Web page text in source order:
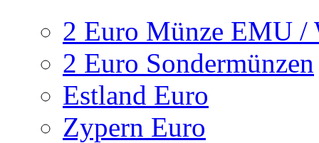
2 Euro Münze EMU /
2 Euro Sondermünzen
Estland Euro
Zypern Euro